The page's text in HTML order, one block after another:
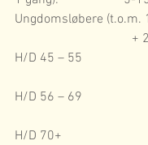
Ungdomsløbere
H/D
H/D
H/D